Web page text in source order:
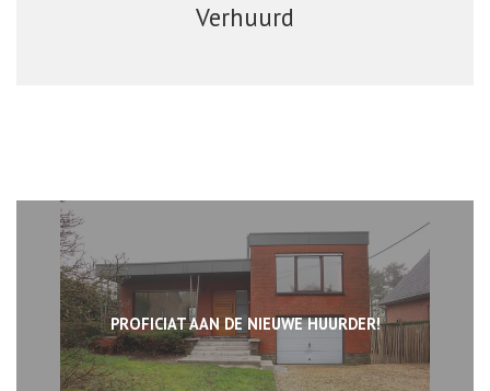
Verhuurd
PROFICIAT AAN DE NIEUWE HUURDER!